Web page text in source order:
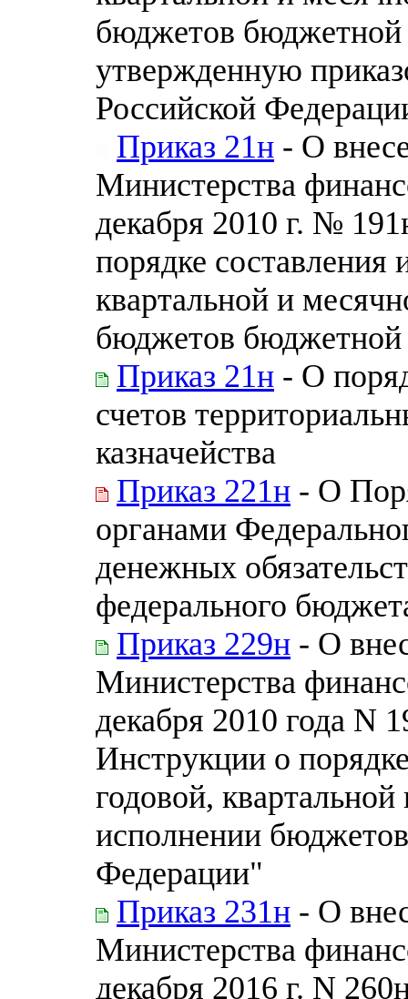
бюджетов бюджетной
утвержденную
Российской
Приказ 21н - О
Министерства
декабря 2010 г. №
порядке составления
квартальной и
бюджетов бюджетной
Приказ 21н - О
счетов
казначейства
Приказ 221н - О
органами
денежных
федерального
Приказ 229н - О
Министерства
декабря 2010 года N
Инструкции о
годовой,
исполнении
Федерации"
Приказ 231н - О
Министерства
декабря 2016 г. N